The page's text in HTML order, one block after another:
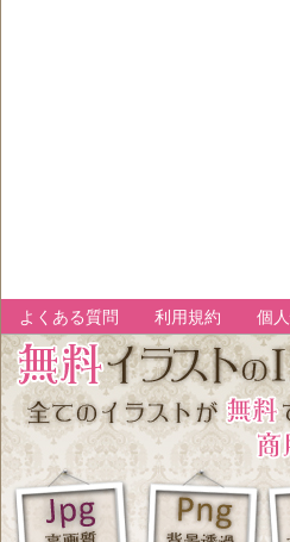
よくある質問 利用規約 個